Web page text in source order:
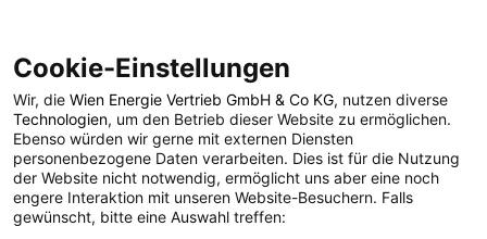
POSTS BY TAG
Orestad
1 BEITRAG
Cookie-Einstellungen
Wir, die Wien Energie Vertrieb GmbH & Co KG, nutzen diverse
Technologien, um den Betrieb dieser Website zu ermöglichen.
Ebenso würden wir gerne mit externen Diensten
personenbezogene Daten verarbeiten. Dies ist für die Nutzung
der Website nicht notwendig, ermöglicht uns aber eine noch
engere Interaktion mit unseren Website-Besuchern. Falls
gewünscht, bitte eine Auswahl treffen: